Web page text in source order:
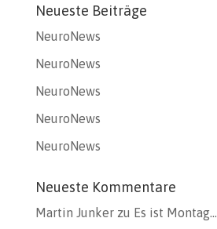
Neueste Beiträge
NeuroNews
NeuroNews
NeuroNews
NeuroNews
NeuroNews
Neueste Kommentare
Martin Junkerzu Es ist Montag…